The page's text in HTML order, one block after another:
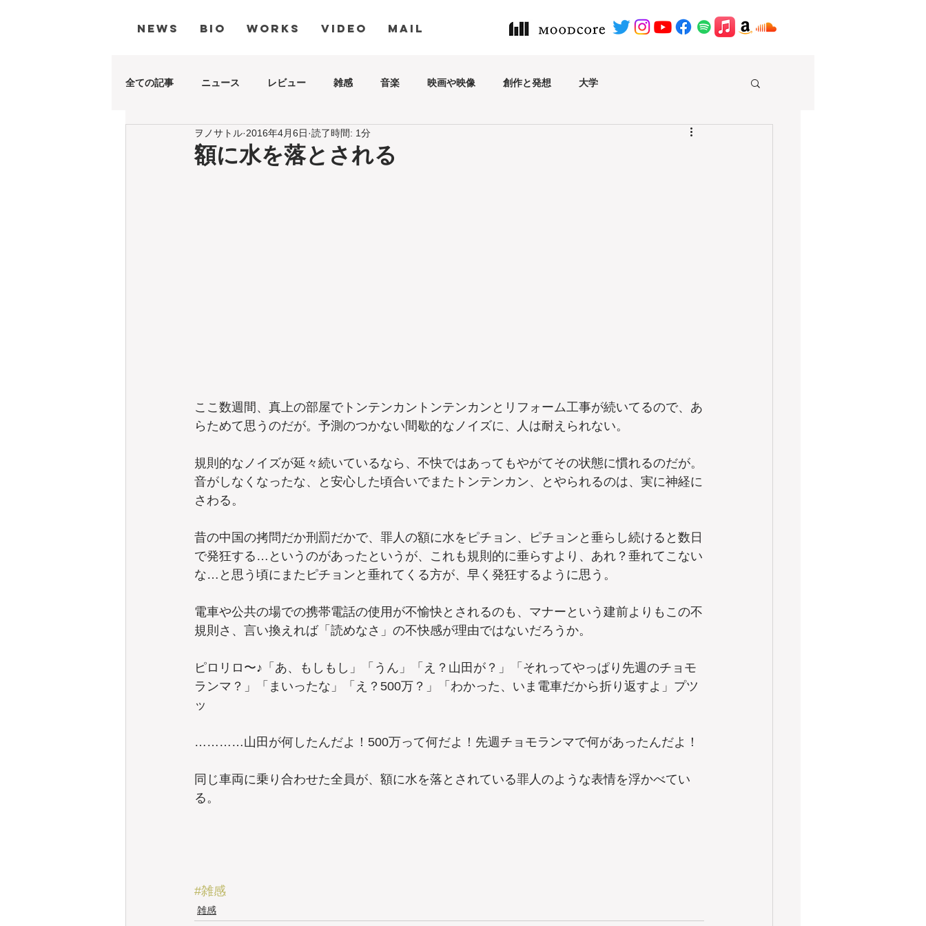
NEWS BIO WORKS VIDEO MAIL
全ての記事 ニュース レビュー 雑感 音楽 映画や映像 創作と発想 大学
額に水を落とされる
ヲノサトル 2016年4月6日 読了時間: 1分
ここ数週間、真上の部屋でトンテンカントンテンカンとリフォーム工事が続いてるので、あ
らためて思うのだが。予測のつかない間歇的なノイズに、人は耐えられない。
規則的なノイズが延々続いているなら、不快ではあってもやがてその状態に慣れるのだが。
音がしなくなったな、と安心した頃合いでまたトンテンカン、とやられるのは、実に神経に
さわる。
昔の中国の拷問だか刑罰だかで、罪人の額に水をピチョン、ピチョンと垂らし続けると数日
で発狂する…というのがあったというが、これも規則的に垂らすより、あれ？垂れてこない
な…と思う頃にまたピチョンと垂れてくる方が、早く発狂するように思う。
電車や公共の場での携帯電話の使用が不愉快とされるのも、マナーという建前よりもこの不
規則さ、言い換えれば「読めなさ」の不快感が理由ではないだろうか。
ピロリロ〜♪「あ、もしもし」「うん」「え？山田が？」「それってやっぱり先週のチョモ
ランマ？」「まいったな」「え？500万？」「わかった、いま電車だから折り返すよ」プツ
ッ
…………山田が何したんだよ！500万って何だよ！先週チョモランマで何があったんだよ！
同じ車両に乗り合わせた全員が、額に水を落とされている罪人のような表情を浮かべてい
る。
#雑感
雑感